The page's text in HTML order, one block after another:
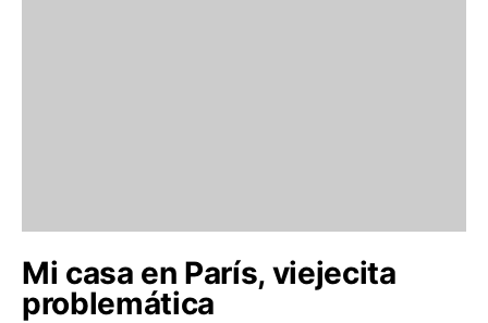
Mi casa en París, viejecita
problemática